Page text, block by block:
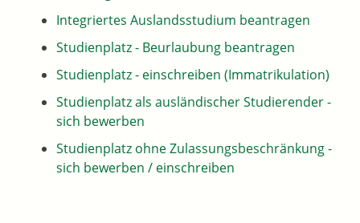
Integriertes Auslandsstudium beantragen
Studienplatz - Beurlaubung beantragen
Studienplatz - einschreiben (Immatrikulation)
Studienplatz als ausländischer Studierender -
sich bewerben
Studienplatz ohne Zulassungsbeschränkung -
sich bewerben / einschreiben